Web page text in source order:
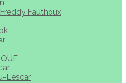
Fauthoux
Lescar